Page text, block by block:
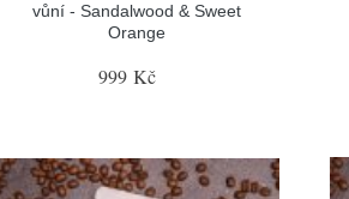
vůní - Sandalwood & Sweet
Orange
999 Kč